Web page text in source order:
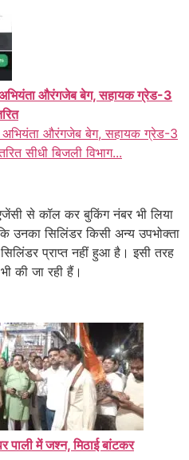
अभियंता औरंगजेब बेग, सहायक ग्रेड-3
अभियंता औरंगजेब बेग, सहायक ग्रेड-3
सीधी बिजली विभाग...
से कॉल कर बुकिंग नंबर भी लिया
उनका सिलिंडर किसी अन्य उपभोक्ता
प्राप्त नहीं हुआ है। इसी तरह
की जा रही हैं।
पाली में जश्न, मिठाई बांटकर